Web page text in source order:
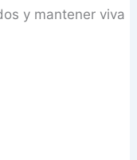
​​y mantener viva